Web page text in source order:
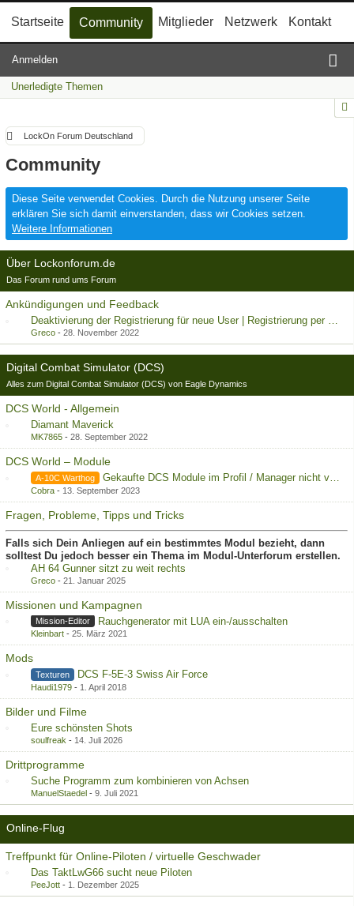
Startseite Community Mitglieder Netzwerk Kontakt
Anmelden
Unerledigte Themen
LockOn Forum Deutschland
Community
Diese Seite verwendet Cookies. Durch die Nutzung unserer Seite
erklären Sie sich damit einverstanden, dass wir Cookies setzen.
Weitere Informationen
Über Lockonforum.de
Das Forum rund ums Forum
Ankündigungen und Feedback
Deaktivierung der Registrierung für neue User | Registrierung per Kontaktformular
Greco - 28. November 2022
Digital Combat Simulator (DCS)
Alles zum Digital Combat Simulator (DCS) von Eagle Dynamics
DCS World - Allgemein
Diamant Maverick
MK7865 - 28. September 2022
DCS World – Module
A-10C Warthog Gekaufte DCS Module im Profil / Manager nicht vorhanden
Cobra - 13. September 2023
Fragen, Probleme, Tipps und Tricks
Falls sich Dein Anliegen auf ein bestimmtes Modul bezieht, dann
solltest Du jedoch besser ein Thema im Modul-Unterforum erstellen.
AH 64 Gunner sitzt zu weit rechts
Greco - 21. Januar 2025
Missionen und Kampagnen
Mission-Editor Rauchgenerator mit LUA ein-/ausschalten
Kleinbart - 25. März 2021
Mods
Texturen DCS F-5E-3 Swiss Air Force
Haudi1979 - 1. April 2018
Bilder und Filme
Eure schönsten Shots
soulfreak - 14. Juli 2026
Drittprogramme
Suche Programm zum kombinieren von Achsen
ManuelStaedel - 9. Juli 2021
Online-Flug
Treffpunkt für Online-Piloten / virtuelle Geschwader
Das TaktLwG66 sucht neue Piloten
PeeJott - 1. Dezember 2025